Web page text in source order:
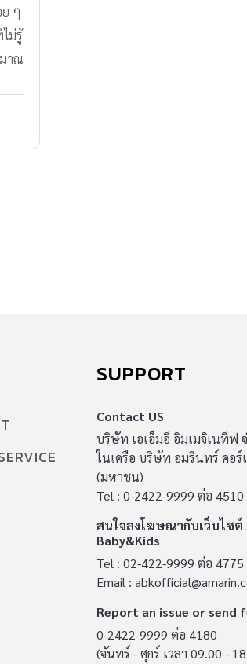
ๆ
ม่รู้
าณ
SUPPORT
Contact US
บริษัท เอเอ็มอี อิมเมจิเนทีฟ
ในเครือ บริษัท อมรินทร์ คอร์
(มหาชน)
Tel : 0-2422-9999 ต่อ 4510
สนใจลงโฆษณากับเว็บไซต์
Baby&Kids
Tel : 02-422-9999 ต่อ 4775
Email :
Report an issue or send
0-2422-9999 ต่อ 4180
(จันทร์ - ศุกร์ เวลา 09.00 -